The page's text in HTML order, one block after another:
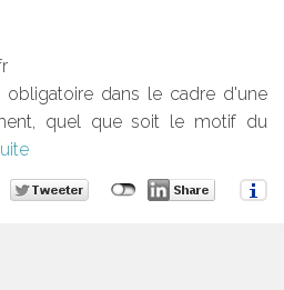
obligatoire dans le cadre d'une
quel que soit le motif du